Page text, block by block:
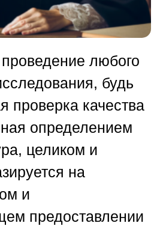
любого
будь
проверка качества
определением
целиком и
на
и
предоставлении